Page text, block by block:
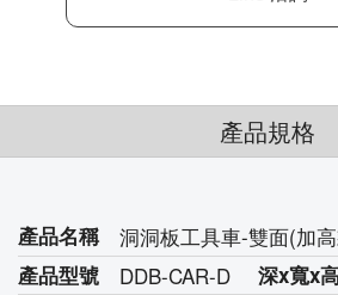
產品規格
產品名稱 洞洞板工具車-雙面(加
產品型號 DDB-CAR-D 深x寬x